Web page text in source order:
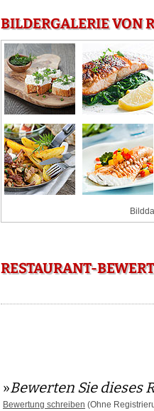
BILDERGALERIE VON
RESTAURANT-
»Bewerten Sie dieses
Bewertung schreiben (Ohne